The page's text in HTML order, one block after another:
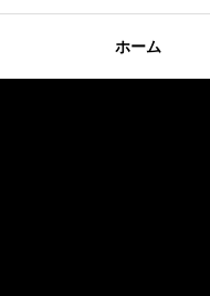
ホーム